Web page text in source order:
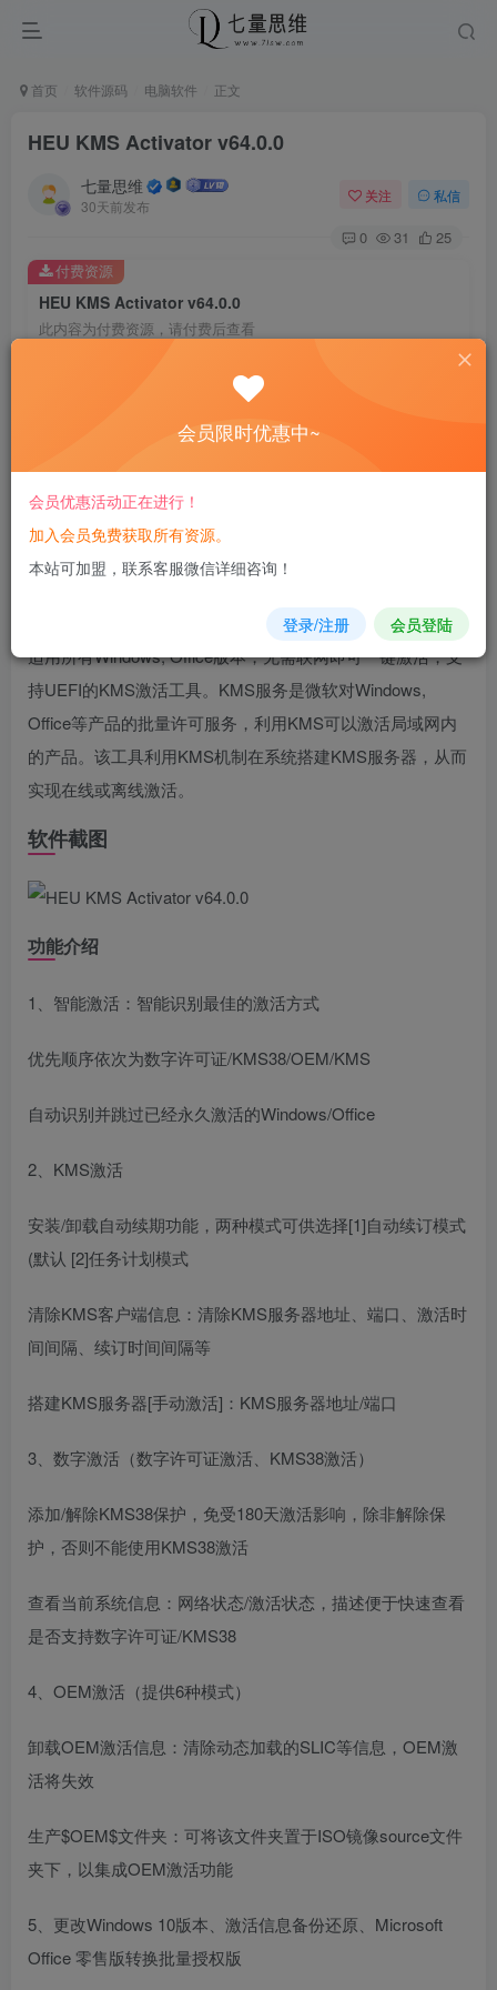
首页 软件源码 电脑软件 正文
HEU KMS Activator v64.0.0
七量思维
30天前发布
关注 私信
0 31 25
HEU KMS Activator v64.0.0
此内容为付费资源，请付费后查看
8.8
您当前未登录！建议登陆后购买，可保存购买订单
付费资源
软件介绍
HEU KMS Activator，简洁高效的全能KMS/OEM 激活工具，
适用所有Windows, Office版本，无需联网即可一键激活，支
持UEFI的KMS激活工具。KMS服务是微软对Windows,
Office等产品的批量许可服务，利用KMS可以激活局域网内
的产品。该工具利用KMS机制在系统搭建KMS服务器，从而
实现在线或离线激活。
软件截图
功能介绍
1、智能激活：智能识别最佳的激活方式
优先顺序依次为数字许可证/KMS38/OEM/KMS
自动识别并跳过已经永久激活的Windows/Office
2、KMS激活
安装/卸载自动续期功能，两种模式可供选择[1]自动续订模式
(默认 [2]任务计划模式
清除KMS客户端信息：清除KMS服务器地址、端口、激活时
间间隔、续订时间间隔等
搭建KMS服务器[手动激活]：KMS服务器地址/端口
3、数字激活（数字许可证激活、KMS38激活）
添加/解除KMS38保护，免受180天激活影响，除非解除保
护，否则不能使用KMS38激活
查看当前系统信息：网络状态/激活状态，描述便于快速查看
是否支持数字许可证/KMS38
4、OEM激活（提供6种模式）
卸载OEM激活信息：清除动态加载的SLIC等信息，OEM激
活将失效
生产$OEM$文件夹：可将该文件夹置于ISO镜像source文件
夹下，以集成OEM激活功能
5、更改Windows 10版本、激活信息备份还原、Microsoft
Office 零售版转换批量授权版
会员限时优惠中~
会员优惠活动正在进行！
加入会员免费获取所有资源。
本站可加盟，联系客服微信详细咨询！
登录/注册 会员登陆